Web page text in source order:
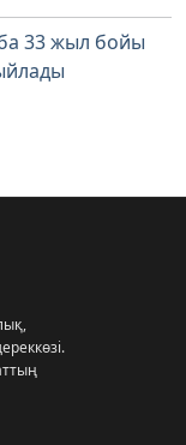
33 жыл бойы